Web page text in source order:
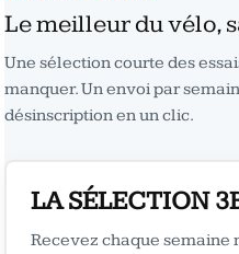
Le meilleur du vélo,
Une sélection courte des
manquer. Un envoi par
désinscription en un clic.
LA SÉLECTION
Recevez chaque semaine